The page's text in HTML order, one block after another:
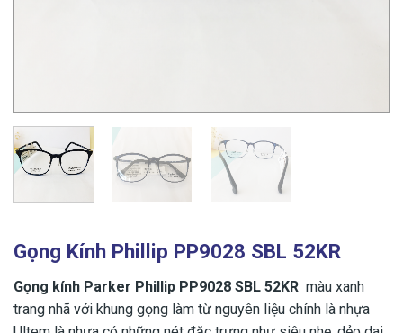
Gọng Kính Phillip PP9028 SBL 52KR
Gọng kính Parker Phillip PP9028 SBL 52KR màu xanh
trang nhã với khung gọng làm từ nguyên liệu chính là nhựa